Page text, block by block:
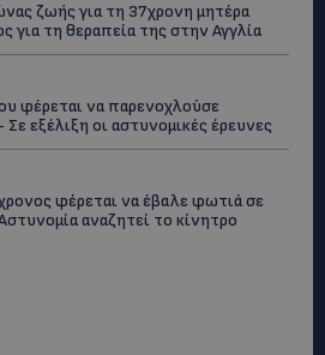
ζωής για τη 37χρονη μητέρα
για τη θεραπεία της στην Αγγλία
φέρεται να παρενοχλούσε
εξέλιξη οι αστυνομικές έρευνες
φέρεται να έβαλε φωτιά σε
αναζητεί το κίνητρο